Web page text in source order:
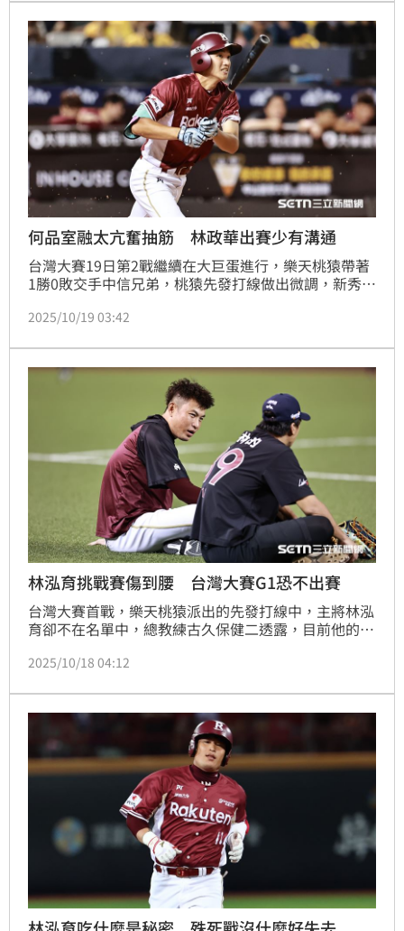
何品室融太亢奮抽筋 林政華出賽少有溝通
台灣大賽19日第2戰繼續在大巨蛋進行，樂天桃猿帶著
1勝0敗交手中信兄弟，桃猿先發打線做出微調，新秀何
「因為太亢奮腳抽筋」，有腰傷的林泓育狀況有比較
少，古久保健二說明考量。
2025/10/19 03:42
林泓育挑戰賽傷到腰 台灣大賽G1恐不出賽
台灣大賽首戰，樂天桃猿派出的先發打線中，主將林泓
育卻不在名單中，總教練古久保健二透露，目前他的身
是季後挑戰賽最終戰傷到腰，導致站著、坐著都不舒
賽。
2025/10/18 04:12